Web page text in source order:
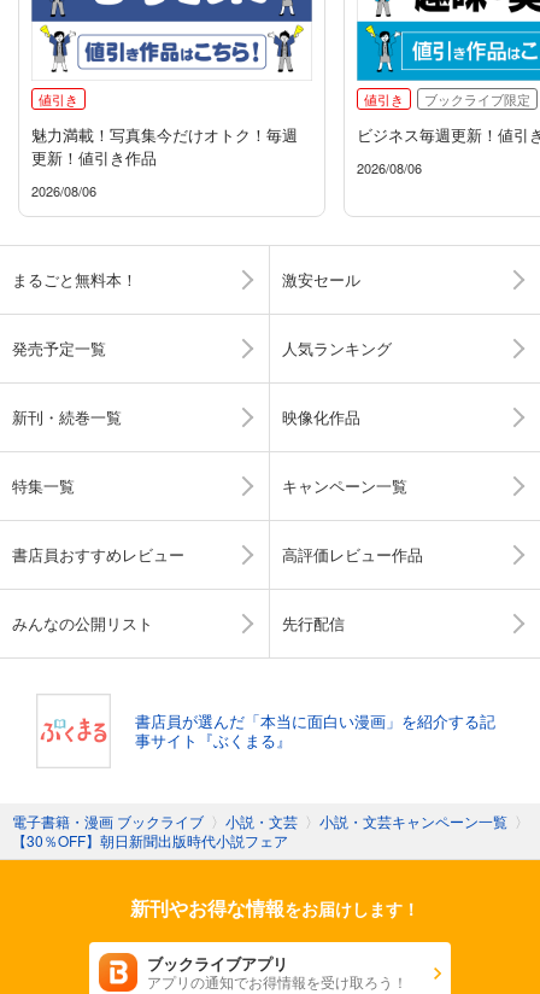
値引き
魅力満載！写真集今だけオトク！毎週
更新！値引き作品
2026/08/06
値引き ブックライブ限定
ビジネス毎週更新！値引
2026/08/06
まるごと無料本！ 激安セール
発売予定一覧 人気ランキング
新刊・続巻一覧 映像化作品
特集一覧 キャンペーン一覧
書店員おすすめレビュー 高評価レビュー作品
みんなの公開リスト 先行配信
書店員が選んだ「本当に面白い漫画」を紹介する記
事サイト『ぶくまる』
電子書籍・漫画 ブックライブ 〉 小説・文芸 〉 小説・文芸キャンペーン一覧 〉
【30％OFF】朝日新聞出版時代小説フェア
新刊やお得な情報をお届けします！
ブックライブアプリ
アプリの通知でお得情報を受け取ろう！